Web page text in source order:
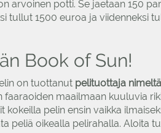
arvoinen potti. Se jaetaan 150
tullut 1500 euroa ja viidenneksi
Book of Sun!
on tuottanut pelituottaja
faaraoiden maailmaan kuuluvia
kokeilla pelin ensin vaikka
peliä oikealla pelirahalla. Aloita